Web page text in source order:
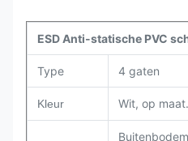
ESD Anti-statische PVC
Type 4 gaten
Kleur Wit, op maat.